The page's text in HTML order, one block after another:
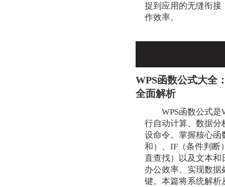
捉到应用的无缝衔接
作效率。
WPS函数公式大全
全面解析
WPS函数公式是
行自动计算、数据分
设命令。掌握核心函
和）、IF（条件判断
直查找）以及文本和
办公效率、实现数据
键。本篇将系统解析